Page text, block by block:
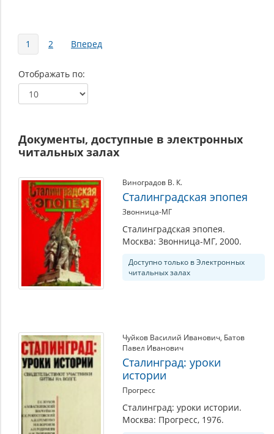
Страницы
1 2 Вперед
Отображать по
Документы, доступные в электронных
читальных залах
Виноградов В. К.
Сталинградская эпопея
Звонница-МГ
Сталинградская эпопея.
Москва: Звонница-МГ, 2000.
Доступно только в Электронных
читальных залах
Чуйков Василий Иванович, Батов
Павел Иванович
Сталинград: уроки
истории
Прогресс
Сталинград: уроки истории.
Москва: Прогресс, 1976.